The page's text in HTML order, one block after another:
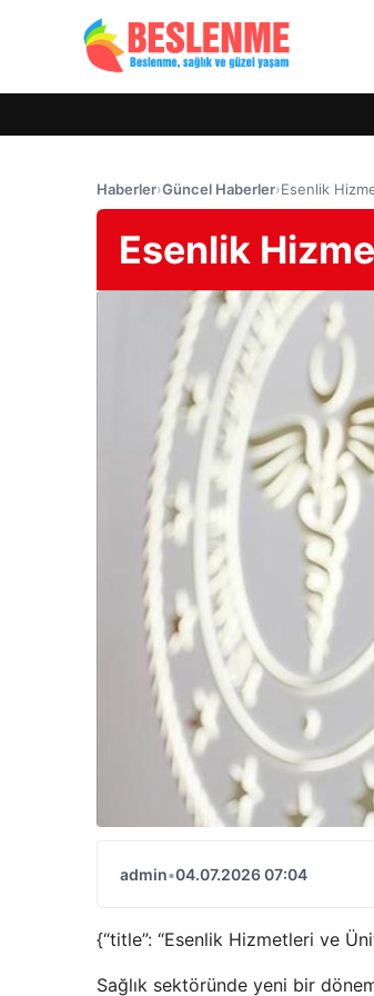
Haberler›Güncel Haberler›Esenlik
Esenlik
admin•04.07.2026 07:04
{“title”: “Esenlik Hizmetleri ve
Sağlık sektöründe yeni bir